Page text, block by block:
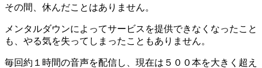
その間、休んだことはありません。
メンタルダウンによってサービスを提供できなくなったこと
も、やる気を失ってしまったこともありません。
毎回約１時間の音声を配信し、現在は５００本を大きく超え